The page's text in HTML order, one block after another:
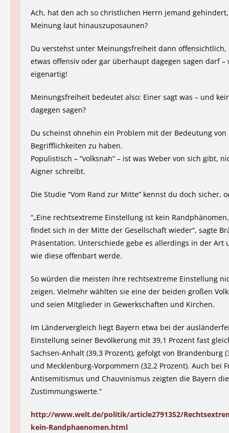
Ach, hat den ach so christlichen Herrn jemand
Meinung laut hinauszuposaunen?
Du verstehst unter Meinungsfreiheit dann offensichtlich,
etwas offensiv oder gar überhaupt dagegen sagen darf –
eigenartig!
Meinungsfreiheit bedeutet also: Einer sagt was – und
dagegen sagen?
Du scheinst ohnehin ein Problem mit der Bedeutung von
Begrifflichkeiten zu haben.
Populistisch – “volksnah” – ist was Weber von sich gibt,
Aigner schreibt.
Die Studie “Vom Rand zur Mitte” kennst du doch sicher,
“„Eine rechtsextreme Einstellung ist kein
findet sich in der Mitte der Gesellschaft wieder“, sagte
Präsentation. Unterschiede gebe es allerdings in der Art
wie diese offenbart werde.
So würden die meisten ihre rechtsextreme Einstellung
zeigen. Vielmehr wählten sie eine der beiden großen
und seien Mitglieder in Gewerkschaften und Kirchen.
Im Ländervergleich liegt Bayern etwa bei der
Einstellung seiner Bevölkerung mit 39,1 Prozent fast
Sachsen-Anhalt (39,3 Prozent), gefolgt von Brandenburg
und Mecklenburg-Vorpommern (32,2 Prozent). Auch bei
Antisemitismus und Chauvinismus zeigten die Bayern
Zustimmungswerte.”
http://www.welt.de/politik/article2791352/
kein-Randphaenomen.html